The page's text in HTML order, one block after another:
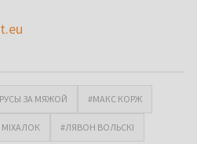
ЗА МЯЖОЙ #МАКС КОРЖ
МІХАЛОК #ЛЯВОН ВОЛЬСКІ